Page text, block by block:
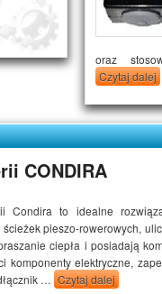
oraz
Czytaj dalej
CONDIRA
Condira to idealne
pieszo-rowerowych,
ciepła i posiadają
komponenty elektryczne,
… Czytaj dalej